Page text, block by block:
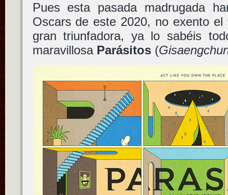
Pues esta pasada madrugada
Oscars de este 2020, no exento
gran triunfadora, ya lo sabéis
maravillosa Parásitos(